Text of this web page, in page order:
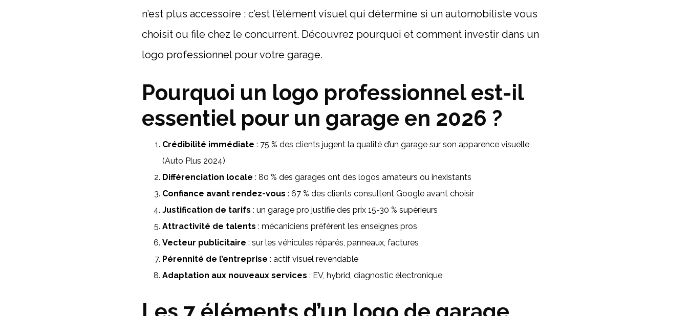
n’est plus accessoire : c’est l’élément visuel qui détermine si un automobiliste vous
choisit ou file chez le concurrent. Découvrez pourquoi et comment investir dans un
logo professionnel pour votre garage.
Pourquoi un logo professionnel est-il
essentiel pour un garage en 2026 ?
Crédibilité immédiate : 75 % des clients jugent la qualité d’un garage sur son apparence visuelle
(Auto Plus 2024)
Différenciation locale : 80 % des garages ont des logos amateurs ou inexistants
Confiance avant rendez-vous : 67 % des clients consultent Google avant choisir
Justification de tarifs : un garage pro justifie des prix 15-30 % supérieurs
Attractivité de talents : mécaniciens préfèrent les enseignes pros
Vecteur publicitaire : sur les véhicules réparés, panneaux, factures
Pérennité de l’entreprise : actif visuel revendable
Adaptation aux nouveaux services : EV, hybrid, diagnostic électronique